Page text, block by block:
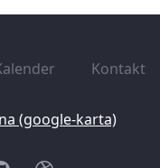
Kontakt
(google-karta)